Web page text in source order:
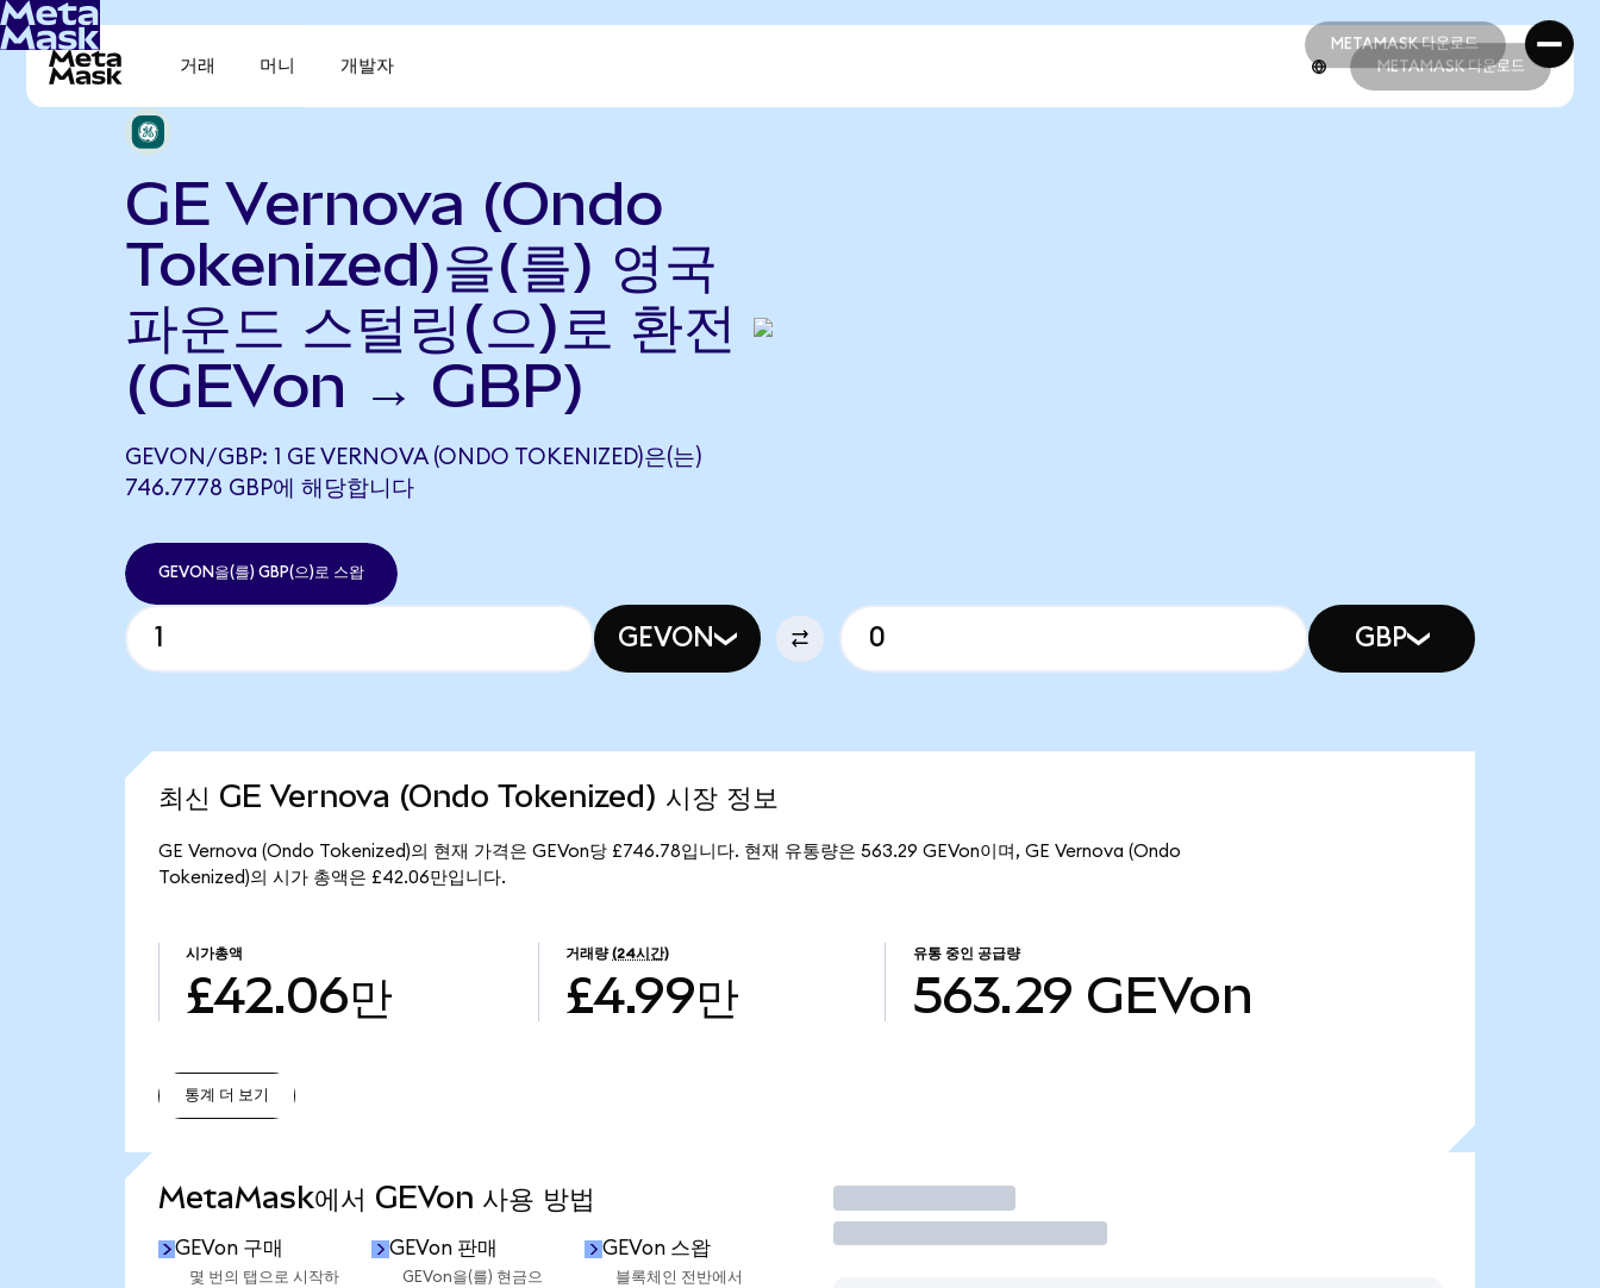
METAMASK 다운로드
METAMASK 다운로드
거래 머니 개발자 METAMASK 다운로드
GE Vernova (Ondo
Tokenized)을(를) 영국
파운드 스털링(으)로 환전
(GEVon → GBP)
GEVON/GBP: 1 GE VERNOVA (ONDO TOKENIZED)은(는)
746.7778 GBP에 해당합니다
GEVON을(를) GBP(으)로 스왑
GEVON GBP
최신 GE Vernova (Ondo Tokenized) 시장 정보
GE Vernova (Ondo Tokenized)의 현재 가격은 GEVon당 £746.78입니다. 현재 유통량은 563.29 GEVon이며, GE Vernova (Ondo
Tokenized)의 시가 총액은 £42.06만입니다.
시가총액
£42.06만
거래량 (24시간)
£4.99만
유통 중인 공급량
563.29 GEVon
통계 더 보기
MetaMask에서 GEVon 사용 방법
GEVon 구매
몇 번의 탭으로 시작하
GEVon 판매
GEVon을(를) 현금으
GEVon 스왑
블록체인 전반에서
거래